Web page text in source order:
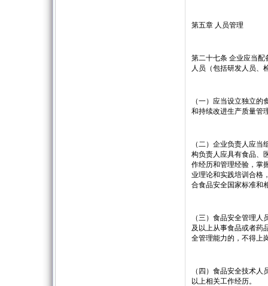
第五章 人员管理
第二十七条 企业应当
人员（包括研发人员、
（一）应当设立独立
和持续改进生产质量管
（二）企业负责人应
构负责人应具有食品、
作经历和管理经验，掌
业理论和实践培训合格
合食品安全国家标准和
（三）食品安全管理
及以上从事食品或者药
全管理能力的，不得上
（四）食品安全技术
以上相关工作经历